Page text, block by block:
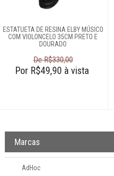
luminárias
Almofadas
Arranjos
Centros de mesa
Cinzeiros
ESTATUETA DE RESINA ELBY MÚSICO
COM VIOLONCELO 35CM PRETO E
DOURADO
De R$330,00
Por R$49,90 à vista
Marcas
AdHoc